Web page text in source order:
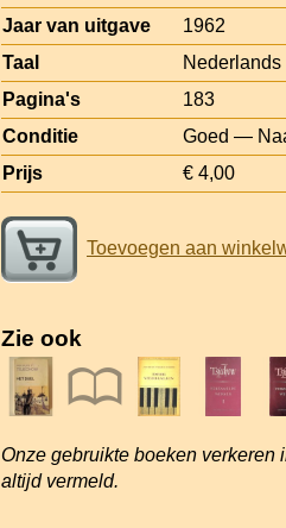
Jaar van uitgave
1962
Taal
Nederlands
Pagina's
183
Conditie
Goed —
Prijs
€ 4,00
Toevoegen aan
Zie ook
Onze gebruikte boeken
altijd vermeld.